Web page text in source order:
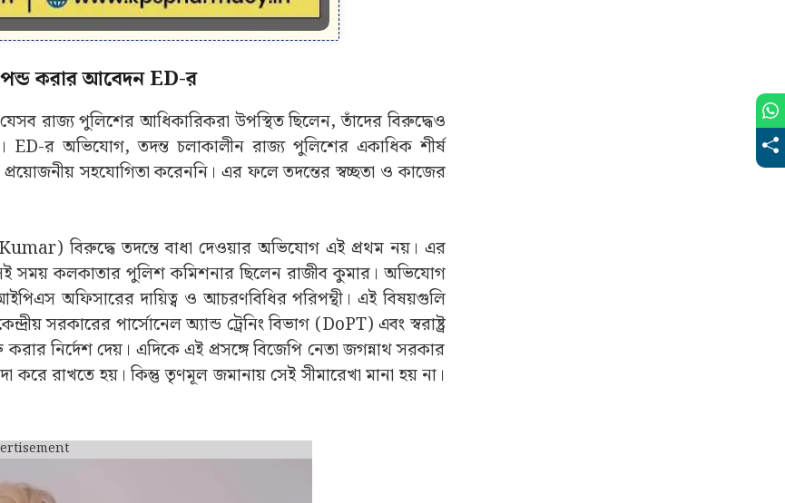
করার আবেদন ED-র
রাজ্য পুলিশের আধিকারিকরা উপস্থিত ছিলেন, তাঁদের বিরুদ্ধেও
ED-র অভিযোগ, তদন্ত চলাকালীন রাজ্য পুলিশের একাধিক শীর্ষ
সহযোগিতা করেননি। এর ফলে তদন্তের স্বচ্ছতা ও কাজের
বিরুদ্ধে তদন্তে বাধা দেওয়ার অভিযোগ এই প্রথম নয়। এর
সময় কলকাতার পুলিশ কমিশনার ছিলেন রাজীব কুমার। অভিযোগ
অফিসারের দায়িত্ব ও আচরণবিধির পরিপন্থী। এই বিষয়গুলি
সরকারের পার্সোনেল অ্যান্ড ট্রেনিং বিভাগ (DoPT) এবং স্বরাষ্ট্র
নির্দেশ দেয়। এদিকে এই প্রসঙ্গে বিজেপি নেতা জগন্নাথ সরকার
রাখতে হয়। কিন্তু তৃণমূল জমানায় সেই সীমারেখা মানা হয় না।